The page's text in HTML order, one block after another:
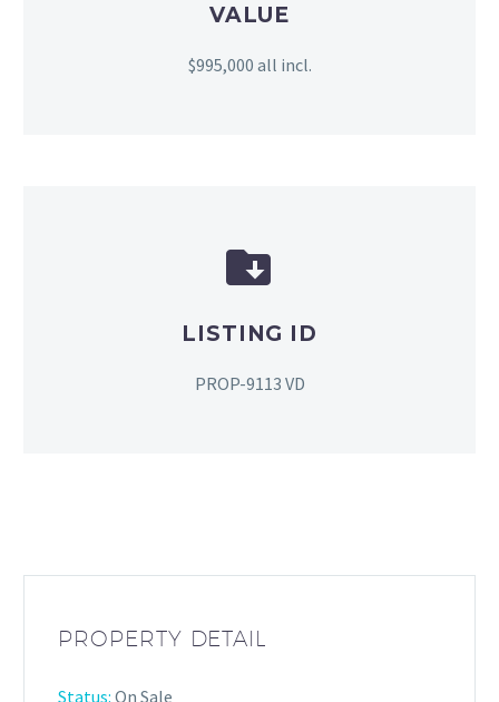
VALUE
$995,000 all incl.


LISTING ID
PROP-9113 VD
PROPERTY DETAIL
Status: On Sale